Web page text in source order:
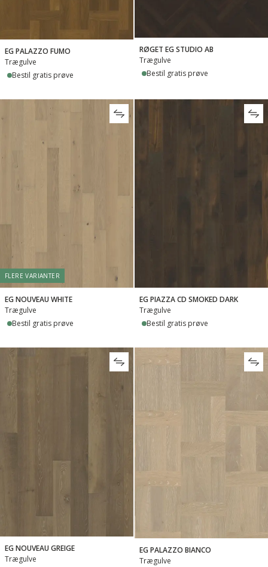
EG PALAZZO FUMO
Trægulve
Bestil gratis prøve
RØGET EG STUDIO AB
Trægulve
Bestil gratis prøve
FLERE VARIANTER
EG NOUVEAU WHITE
Trægulve
Bestil gratis prøve
EG PIAZZA CD SMOKED DARK
Trægulve
Bestil gratis prøve
EG NOUVEAU GREIGE
Trægulve
EG PALAZZO BIANCO
Trægulve